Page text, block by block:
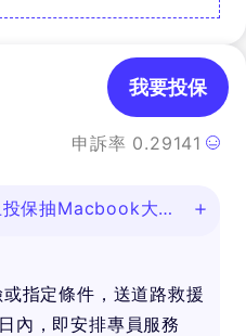
申訴率 0.29141
我要投保
保抽Macbook大
指定條件，送道路救援
內，即安排專員服務